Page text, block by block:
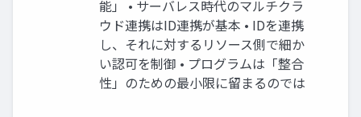
能」 • サーバレス時代のマルチクラ
ウド連携はID連携が基本 • IDを連携
し、それに対するリソース側で細か
い認可を制御 • プログラムは「整合
性」のための最小限に留まるのでは